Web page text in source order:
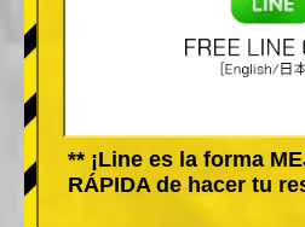
** ¡Line es la forma
RÁPIDA de hacer tu